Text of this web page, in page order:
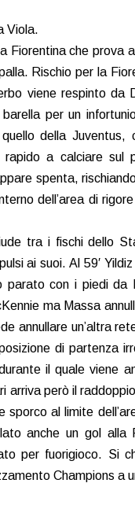
Viola.
Fiorentina che prova
Rischio per la
viene respinto da
per un
della
a calciare sul
spenta,
dell’area di
tra i fischi dello
ai suoi. Al 59′
parato con i piedi da
ma Massa
annullare un’altra
di partenza
il quale viene
arriva però il
sporco al limite
anche un gol alla
per fuorigioco. Si
Champions a